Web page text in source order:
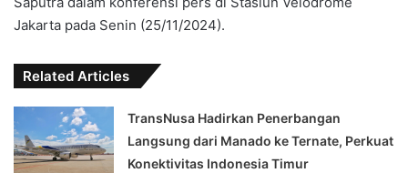
Jakarta pada Senin (25/11/2024).
Related Articles
TransNusa Hadirkan Penerbangan
Langsung dari Manado ke Ternate, Perkuat
Konektivitas Indonesia Timur